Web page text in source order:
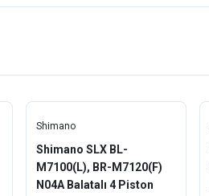
Shimano
Shimano SLX BL-
M7100(L), BR-M7120(F)
N04A Balatalı 4 Piston